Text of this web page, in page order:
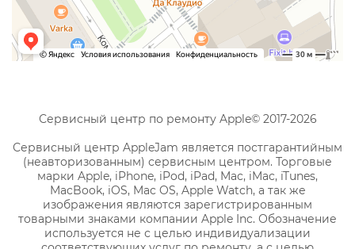
Сервисный центр по ремонту Apple© 2017-2026
Сервисный центр AppleJam является постгарантийным
(неавторизованным) сервисным центром. Торговые
марки Apple, iPhone, iPod, iPad, Mac, iMac, iTunes,
MacBook, iOS, Mac OS, Apple Watch, а так же
изображения являются зарегистрированным
товарными знаками компании Apple Inc. Обозначение
используется не с целью индивидуализации